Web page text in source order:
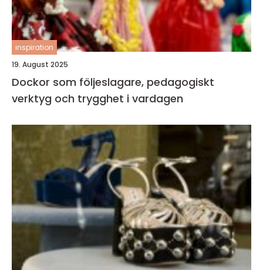
inspiration
19. August 2025
Dockor som följeslagare, pedagogiskt
verktyg och trygghet i vardagen